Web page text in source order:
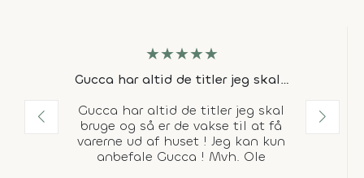
★★★★★
Gucca har altid de titler jeg skal…
Gucca har altid de titler jeg skal
bruge og så er de vakse til at få
varerne ud af huset ! Jeg kan kun
anbefale Gucca ! Mvh. Ole